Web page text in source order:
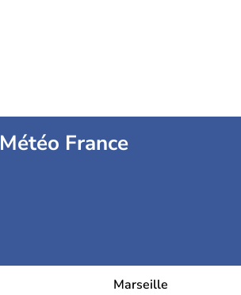
Météo France
Marseille